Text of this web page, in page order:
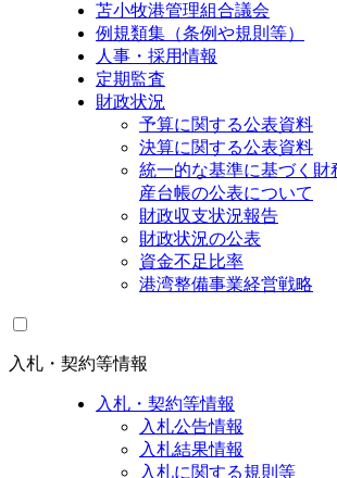
苫小牧港管理組合議会
例規類集（条例や規則等）
人事・採用情報
定期監査
財政状況
予算に関する公表資料
決算に関する公表資料
統一的な基準に基づく財
産台帳の公表について
財政収支状況報告
財政状況の公表
資金不足比率
港湾整備事業経営戦略
入札・契約等情報
入札・契約等情報
入札公告情報
入札結果情報
入札に関する規則等